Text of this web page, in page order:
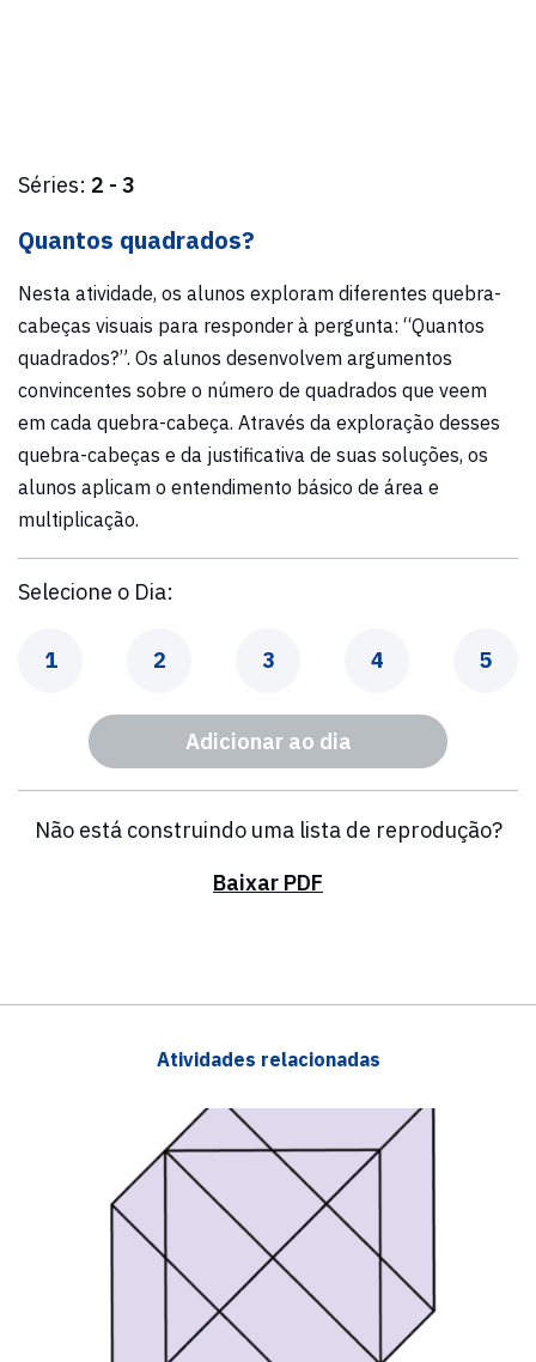
Séries: 2 - 3
Quantos quadrados?
Nesta atividade, os alunos exploram diferentes quebra-
cabeças visuais para responder à pergunta: “Quantos
quadrados?”. Os alunos desenvolvem argumentos
convincentes sobre o número de quadrados que veem
em cada quebra-cabeça. Através da exploração desses
quebra-cabeças e da justificativa de suas soluções, os
alunos aplicam o entendimento básico de área e
multiplicação.
Selecione o Dia:
Dia
1 Dia
2 Dia
3 Dia
4 Dia
5
Adicionar ao dia
Não está construindo uma lista de reprodução?
Baixar PDF
Atividades relacionadas